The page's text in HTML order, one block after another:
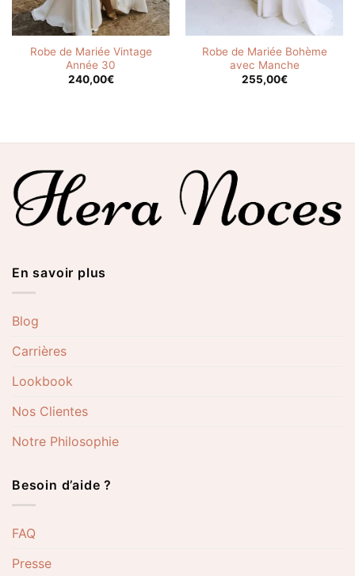
Robe de Mariée Vintage
Année 30
240,00€
Robe de Mariée Bohème
avec Manche
255,00€
En savoir plus
Blog
Carrières
Lookbook
Nos Clientes
Notre Philosophie
Besoin d’aide ?
FAQ
Presse